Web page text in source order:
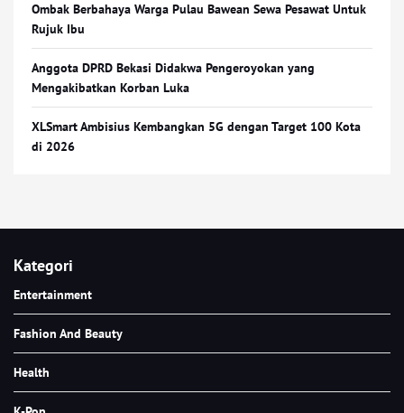
Ombak Berbahaya Warga Pulau Bawean Sewa Pesawat Untuk
Rujuk Ibu
Anggota DPRD Bekasi Didakwa Pengeroyokan yang
Mengakibatkan Korban Luka
XLSmart Ambisius Kembangkan 5G dengan Target 100 Kota
di 2026
Kategori
Entertainment
Fashion And Beauty
Health